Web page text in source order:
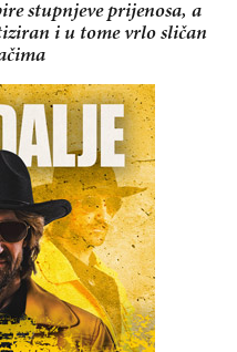
stupnjeve prijenosa, a
i u tome vrlo sličan